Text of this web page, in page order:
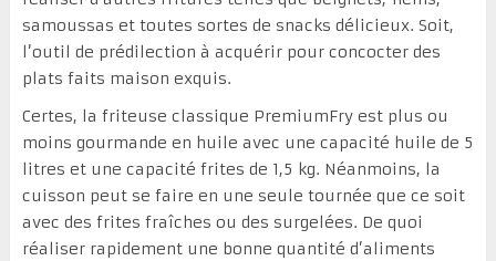
samoussas et toutes sortes de snacks délicieux. Soit,
l’outil de prédilection à acquérir pour concocter des
plats faits maison exquis.
Certes, la friteuse classique PremiumFry est plus ou
moins gourmande en huile avec une capacité huile de 5
litres et une capacité frites de 1,5 kg. Néanmoins, la
cuisson peut se faire en une seule tournée que ce soit
avec des frites fraîches ou des surgelées. De quoi
réaliser rapidement une bonne quantité d’aliments